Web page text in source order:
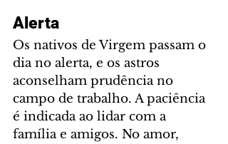
Alerta
Os nativos de Virgem passam o
dia no alerta, e os astros
aconselham prudência no
campo de trabalho. A paciência
é indicada ao lidar com a
família e amigos. No amor,